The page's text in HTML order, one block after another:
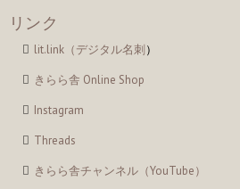
リンク
lit.link（デジタル名刺）
きらら舎 Online Shop
Instagram
Threads
きらら舎チャンネル（YouTube）